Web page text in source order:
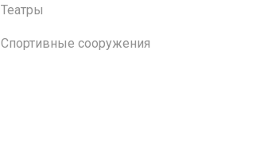
Театры
Спортивные сооружения